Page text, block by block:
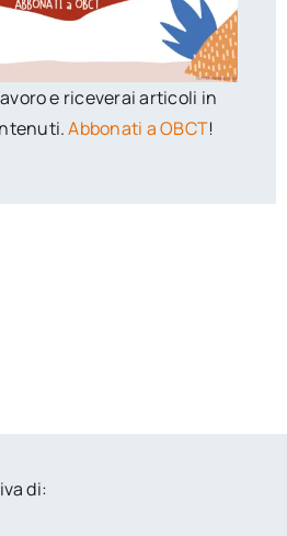
e riceverai articoli in
Abbonati a OBCT!
di: